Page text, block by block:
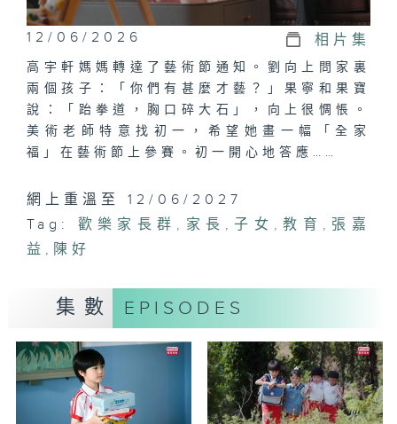
12/06/2026 相片集
高宇軒媽媽轉達了藝術節通知。劉向上問家裏
兩個孩子：「你們有甚麼才藝？」果寧和果寶
說：「跆拳道，胸口碎大石」，向上很惆悵。
美術老師特意找初一，希望她畫一幅「全家
福」在藝術節上參賽。初一開心地答應……
網上重溫至 12/06/2027
Tag:
歡樂家長群 , 家長 , 子女 , 教育 , 張嘉
益 , 陳好
集數 EPISODES